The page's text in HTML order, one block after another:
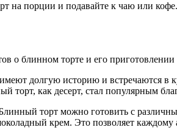
на порции и подавайте к чаю или кофе.
о блинном торте и его
долгую историю и встречаются в
торт, как десерт, стал популярным
торт можно готовить с
крем. Это позволяет каждому